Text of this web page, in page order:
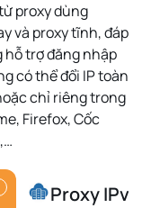
proxy dùng
và proxy tĩnh, đáp
hỗ trợđăng nhập
có thểđổi IP toàn
chỉ riêng trong
, Firefox,Cốc
,…
Proxy